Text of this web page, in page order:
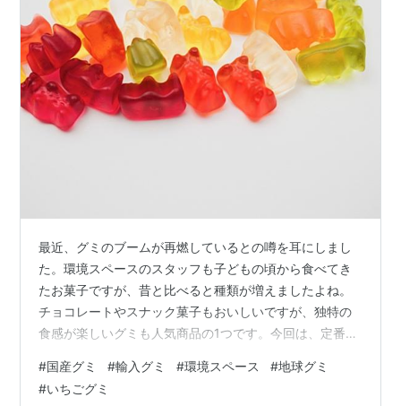
最近、グミのブームが再燃しているとの噂を耳にしまし
た。環境スペースのスタッフも子どもの頃から食べてき
たお菓子ですが、昔と比べると種類が増えましたよね。
チョコレートやスナック菓子もおいしいですが、独特の
食感が楽しいグミも人気商品の1つです。今回は、定番の
ペースがご紹介します。 ■一度は食べたことある？「果
汁グミ」 お菓子コーナーでいつも目にするグミといえ
#国産グミ #輸入グミ #環境スペース #地球グミ
#いちごグミ